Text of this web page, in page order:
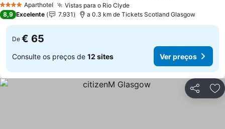
4 EstrelasAparthotel Vistas para o Rio Clyde
8,9 Excelente 7.931 a 0.3 km de Tickets Scotland Glasgow
De € 65
Consulte os preços de 12 sites Ver preços
Partilhar